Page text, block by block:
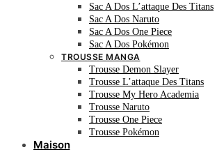
Sac A Dos L’attaque Des Titans
Sac A Dos Naruto
Sac A Dos One Piece
Sac A Dos Pokémon
TROUSSE MANGA
Trousse Demon Slayer
Trousse L’attaque Des Titans
Trousse My Hero Academia
Trousse Naruto
Trousse One Piece
Trousse Pokémon
Maison